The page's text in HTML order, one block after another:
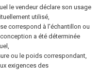
le vendeur déclare son usage
utilisé,
correspond à l'échantillon ou
a été déterminée
ou le poids correspondant,
exigences des